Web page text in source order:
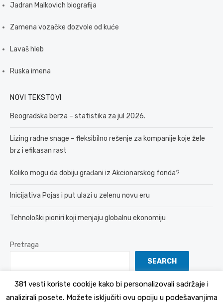
Jadran Malkovich biografija
Zamena vozačke dozvole od kuće
Lavaš hleb
Ruska imena
NOVI TEKSTOVI
Beogradska berza – statistika za jul 2026.
Lizing radne snage – fleksibilno rešenje za kompanije koje žele
brz i efikasan rast
Koliko mogu da dobiju građani iz Akcionarskog fonda?
Inicijativa Pojas i put ulazi u zelenu novu eru
Tehnološki pioniri koji menjaju globalnu ekonomiju
Pretraga
SEARCH
381 vesti koriste cookije kako bi personalizovali sadržaje i
analizirali posete. Možete isključiti ovu opciju u podešavanjima